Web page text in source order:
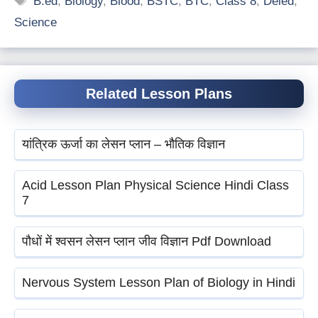
Science
Related Lesson Plans
यांत्रिक ऊर्जा का लेसन प्लान – भौतिक विज्ञान
Acid Lesson Plan Physical Science Hindi Class
7
पौधों में श्वसन लेसन प्लान जीव विज्ञान Pdf Download
Nervous System Lesson Plan of Biology in Hindi